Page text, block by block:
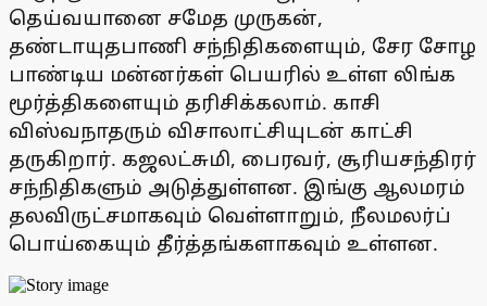
தெய்வயானை சமேத முருகன்,
தண்டாயுதபாணி சந்நிதிகளையும், சேர சோழ
பாண்டிய மன்னர்கள் பெயரில் உள்ள லிங்க
மூர்த்திகளையும் தரிசிக்கலாம். காசி
விஸ்வநாதரும் விசாலாட்சியுடன் காட்சி
தருகிறார். கஜலட்சுமி, பைரவர், சூரியசந்திரர்
சந்நிதிகளும் அடுத்துள்ளன. இங்கு ஆலமரம்
தலவிருட்சமாகவும் வெள்ளாறும், நீலமலர்ப்
பொய்கையும் தீர்த்தங்களாகவும் உள்ளன.